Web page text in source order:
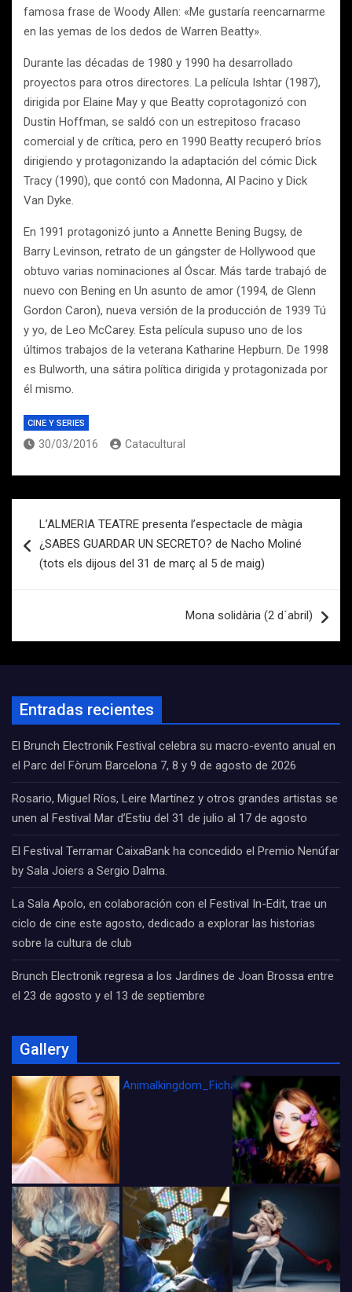
famosa frase de Woody Allen: «Me gustaría reencarnarme
en las yemas de los dedos de Warren Beatty».
Durante las décadas de 1980 y 1990 ha desarrollado
proyectos para otros directores. La película Ishtar (1987),
dirigida por Elaine May y que Beatty coprotagonizó con
Dustin Hoffman, se saldó con un estrepitoso fracaso
comercial y de crítica, pero en 1990 Beatty recuperó bríos
dirigiendo y protagonizando la adaptación del cómic Dick
Tracy (1990), que contó con Madonna, Al Pacino y Dick
Van Dyke.
En 1991 protagonizó junto a Annette Bening Bugsy, de
Barry Levinson, retrato de un gángster de Hollywood que
obtuvo varias nominaciones al Óscar. Más tarde trabajó de
nuevo con Bening en Un asunto de amor (1994, de Glenn
Gordon Caron), nueva versión de la producción de 1939 Tú
y yo, de Leo McCarey. Esta película supuso uno de los
últimos trabajos de la veterana Katharine Hepburn. De 1998
es Bulworth, una sátira política dirigida y protagonizada por
él mismo.
CINE Y SERIES
30/03/2016 Catacultural
de
entradas
L’ALMERIA TEATRE presenta l’espectacle de màgia
¿SABES GUARDAR UN SECRETO? de Nacho Moliné
(tots els dijous del 31 de març al 5 de maig)
Mona solidària (2 d´abril)
Entradas recientes
El Brunch Electronik Festival celebra su macro-evento anual en
el Parc del Fòrum Barcelona 7, 8 y 9 de agosto de 2026
Rosario, Miguel Ríos, Leire Martínez y otros grandes artistas se
unen al Festival Mar d’Estiu del 31 de julio al 17 de agosto
El Festival Terramar CaixaBank ha concedido el Premio Nenúfar
by Sala Joiers a Sergio Dalma.
La Sala Apolo, en colaboración con el Festival In-Edit, trae un
ciclo de cine este agosto, dedicado a explorar las historias
sobre la cultura de club
Brunch Electronik regresa a los Jardines de Joan Brossa entre
el 23 de agosto y el 13 de septiembre
Gallery
Animalkingdom_FichaCine